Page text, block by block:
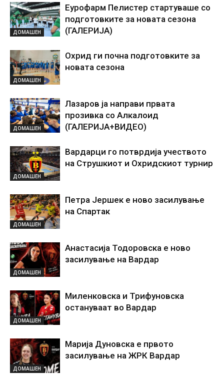
ДОМАШЕН
Еурофарм Пелистер стартуваше со
подготовките за новата сезона
(ГАЛЕРИЈА)
ДОМАШЕН
Охрид ги почна подготовките за
новата сезона
ДОМАШЕН
Лазаров ја направи првата
прозивка со Алкалоид
(ГАЛЕРИЈА+ВИДЕО)
ДОМАШЕН
Вардарци го потврдија учеството
на Струшкиот и Охридскиот турнир
ДОМАШЕН
Петра Јершек е ново засилување
на Спартак
ДОМАШЕН
Анастасија Тодоровска е ново
засилување на Вардар
ДОМАШЕН
Миленковска и Трифуновска
остануваат во Вардар
ДОМАШЕН
Марија Дуновска е првото
засилување на ЖРК Вардар